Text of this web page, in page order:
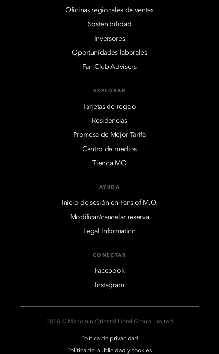
Oficinas regionales de ventas
Sostenibilidad
Inversores
Oportunidades laborales
Fan Club Advisors
EXPLORAR
Tarjetas de regalo
Residencias
Promesa de Mejor Tarifa
Centro de medios
Tienda MO
AYUDA
Inicio de sesión en Fans of M.O.
Modificar/cancelar reserva
Legal Information
CONECTAR
Facebook
Instagram
2026 © Mandarin Oriental Hotel Group Limited
Política de privacidad
Política de publicidad y cookies